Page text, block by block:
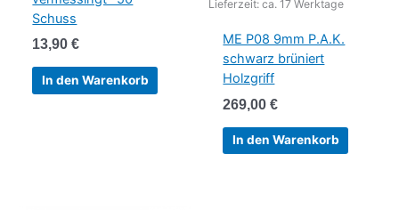
Schuss
13,90€
In den Warenkorb
Lieferzeit: ca. 17 Werktage
ME P08 9mm P.A.K.
schwarz brüniert
Holzgriff
269,00€
In den Warenkorb